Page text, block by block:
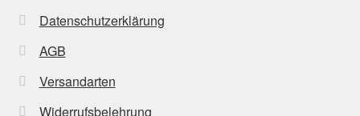
Datenschutzerklärung
AGB
Versandarten
Widerrufsbelehrung